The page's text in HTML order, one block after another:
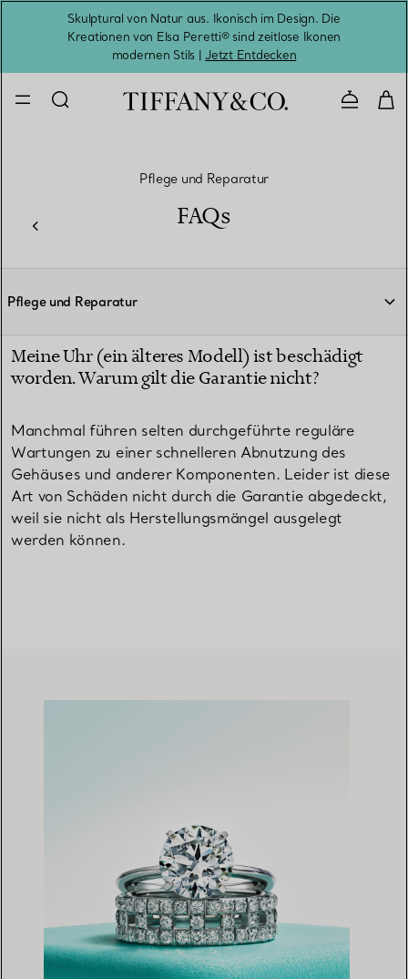
Skulptural von Natur aus. Ikonisch im Design. Die
Kreationen von Elsa Peretti® sind zeitlose Ikonen
modernen Stils |Jetzt Entdecken
Pflege und Reparatur
FAQs
Pflege und Reparatur
Meine Uhr (ein älteres Modell) ist beschädigt
worden. Warum gilt die Garantie nicht?
Manchmal führen selten durchgeführte reguläre
Wartungen zu einer schnelleren Abnutzung des
Gehäuses und anderer Komponenten. Leider ist diese
Art von Schäden nicht durch die Garantie abgedeckt,
weil sie nicht als Herstellungsmängel ausgelegt
werden können.